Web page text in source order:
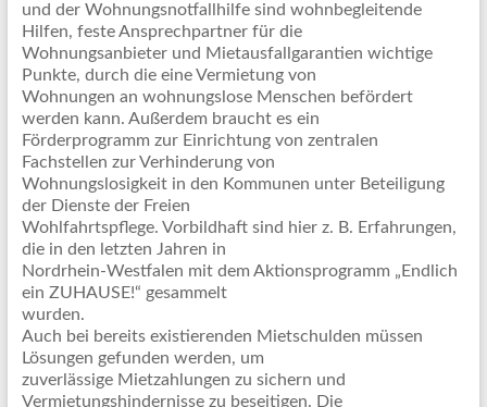
und der Wohnungsnotfallhilfe sind wohnbegleitende
Hilfen, feste Ansprechpartner für die
Wohnungsanbieter und Mietausfallgarantien wichtige
Punkte, durch die eine Vermietung von
Wohnungen an wohnungslose Menschen befördert
werden kann. Außerdem braucht es ein
Förderprogramm zur Einrichtung von zentralen
Fachstellen zur Verhinderung von
Wohnungslosigkeit in den Kommunen unter Beteiligung
der Dienste der Freien
Wohlfahrtspflege. Vorbildhaft sind hier z. B. Erfahrungen,
die in den letzten Jahren in
Nordrhein-Westfalen mit dem Aktionsprogramm „Endlich
ein ZUHAUSE!“ gesammelt
wurden.
Auch bei bereits existierenden Mietschulden müssen
Lösungen gefunden werden, um
zuverlässige Mietzahlungen zu sichern und
Vermietungshindernisse zu beseitigen. Die